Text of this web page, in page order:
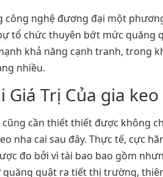
công nghệ đương đại một
tổ chức thuyên bớt mức quăng
khả năng cạnh tranh, trong
nhiều.
Trị Của gia
cũng cần thiết thiết được không
nha cai sau đây. Thực tế, cực
đo bởi vì tài bao bao gồm
quật ra tiết thị trường,